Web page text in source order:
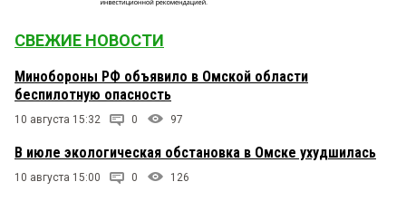
СВЕЖИЕ НОВОСТИ
Минобороны РФ объявило в Омской области
беспилотную опасность
10 августа 15:32 0 97
В июле экологическая обстановка в Омске ухудшилась
10 августа 15:00 0 126